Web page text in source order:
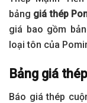
bảng giá thép
giá bao gồm
loại tôn của
Bảng giá
Báo giá thép